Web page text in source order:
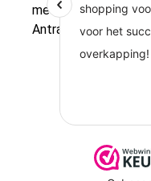
meer informatie
Antraciet.